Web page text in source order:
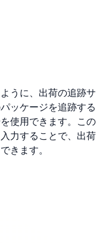
うに、出荷の追跡サ
ッケージを追跡する
使用できます。この
力することで、出荷
きます。